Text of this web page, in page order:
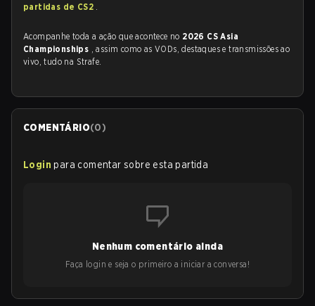
partidas de CS2 .
Acompanhe toda a ação que acontece no 2026 CS Asia
Championships , assim como as VODs, destaques e transmissões ao
vivo, tudo na Strafe.
COMENTÁRIO(0)
Login para comentar sobre esta partida
Nenhum comentário ainda
Faça login e seja o primeiro a iniciar a conversa!